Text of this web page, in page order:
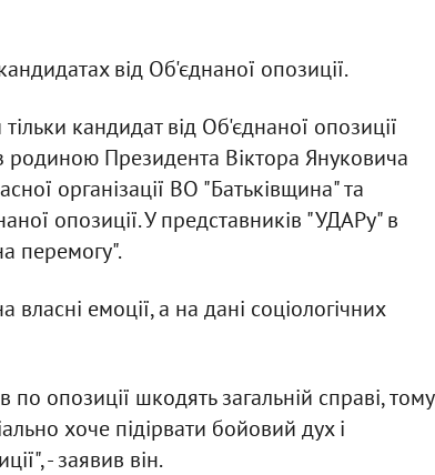
від Об'єднаної опозиції.
кандидат від Об'єднаної опозиції
Президента Віктора Януковича
організації ВО "Батьківщина" та
опозиції. У представників "УДАРу" в
перемогу".
емоції, а на дані соціологічних
опозиції шкодять загальній справі, тому
хоче підірвати бойовий дух і
- заявив він.